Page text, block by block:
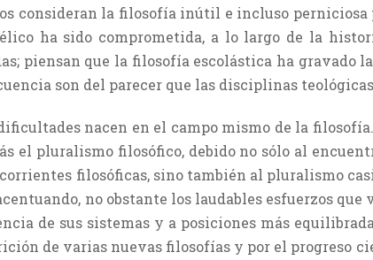
consi­deran la filosofía inútil e incluso perniciosa
ha sido compro­metida, a lo largo de la
piensan que la filosofía escolástica ha gravado
son del parecer que las disciplinas
nacen en el campo mismo de la
el pluralismo filosófico, debido no sólo al
filosóficas, sino también al pluralismo
no obstante los laudables esfuerzos
de sus sistemas y a posiciones más
de varias nuevas filosofías y por el progreso